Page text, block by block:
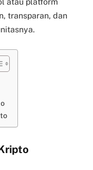
atau platform
transparan, dan